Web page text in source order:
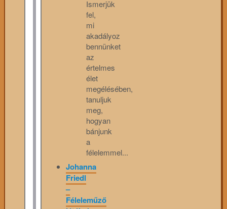
Ismerjük
fel,
mi
akadályoz
bennünket
az
értelmes
élet
megélésében,
tanuljuk
meg,
hogyan
bánjunk
a
félelemmel...
Johanna
Friedl
–
Féleleműző